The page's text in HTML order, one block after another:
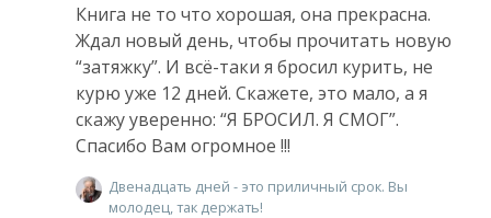
Книга не то что хорошая, она прекрасна.
Ждал новый день, чтобы прочитать новую
“затяжку”. И всё-таки я бросил курить, не
курю уже 12 дней. Скажете, это мало, а я
скажу уверенно: “Я БРОСИЛ. Я СМОГ”.
Спасибо Вам огромное !!!
Двенадцать дней - это приличный срок. Вы
молодец, так держать!